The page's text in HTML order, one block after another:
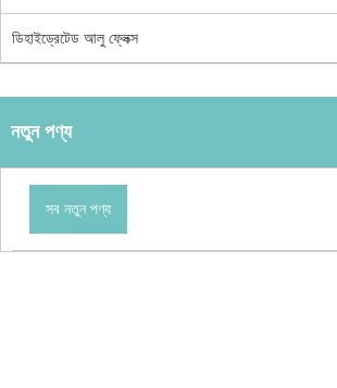
ডিহাইড্রেটেড আলু ফ্লেক্স
নতুন পণ্য
সব নতুন পণ্য